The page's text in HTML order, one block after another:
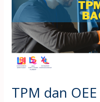
TPM dan
OEE
[Bagian
2
dari
2]